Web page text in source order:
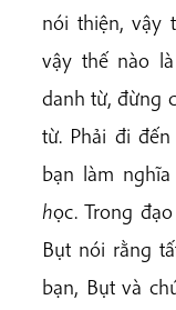
nói thiện, vậy
vậy thế nào
danh từ, đừng
từ. Phải đi
bạn làm
học. Trong
Bụt nói rằng
bạn, Bụt và